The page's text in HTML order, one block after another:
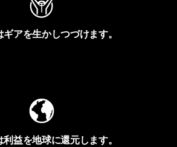
アを生かしつづけます。
益を地球に還元します。